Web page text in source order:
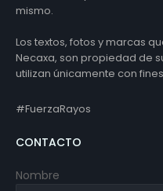
mismo.
Los textos, fotos y marcas
Necaxa, son propiedad de
utilizan únicamente con
#FuerzaRayos
CONTACTO
Nombre